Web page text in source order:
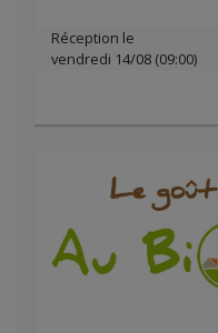
Réception le
vendredi 14/08 (09:00)